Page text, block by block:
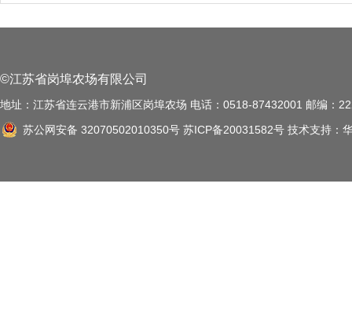
©江苏省岗埠农场有限公司
地址：江苏省连云港市新浦区岗埠农场 电话：0518-87432001 邮编：
苏公网安备 32070502010350号 苏ICP备20031582号 技术支持：